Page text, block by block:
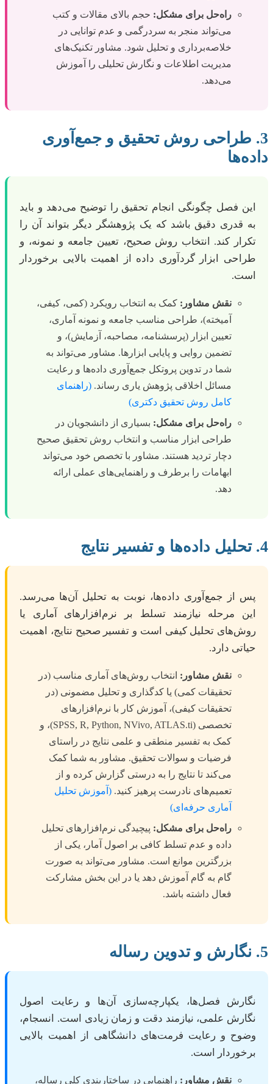
راه‌حل برای مشکل: حجم بالای مقالات و کتب
می‌تواند منجر به سردرگمی و عدم توانایی در
خلاصه‌برداری و تحلیل شود. مشاور تکنیک‌های
مدیریت اطلاعات و نگارش تحلیلی را آموزش
می‌دهد.
3. طراحی روش تحقیق و جمع‌آوری
داده‌ها
این فصل چگونگی انجام تحقیق را توضیح می‌دهد و باید
به قدری دقیق باشد که یک پژوهشگر دیگر بتواند آن را
تکرار کند. انتخاب روش صحیح، تعیین جامعه و نمونه، و
طراحی ابزار گردآوری داده از اهمیت بالایی برخوردار
است.
نقش مشاور: کمک به انتخاب رویکرد (کمی، کیفی،
آمیخته)، طراحی مناسب جامعه و نمونه آماری،
تعیین ابزار (پرسشنامه، مصاحبه، آزمایش)، و
تضمین روایی و پایایی ابزارها. مشاور می‌تواند به
شما در تدوین پروتکل جمع‌آوری داده‌ها و رعایت
مسائل اخلاقی پژوهش یاری رساند. (راهنمای
کامل روش تحقیق دکتری)
راه‌حل برای مشکل: بسیاری از دانشجویان در
طراحی ابزار مناسب و انتخاب روش تحقیق صحیح
دچار تردید هستند. مشاور با تخصص خود می‌تواند
ابهامات را برطرف و راهنمایی‌های عملی ارائه
دهد.
4. تحلیل داده‌ها و تفسیر نتایج
پس از جمع‌آوری داده‌ها، نوبت به تحلیل آن‌ها می‌رسد.
این مرحله نیازمند تسلط بر نرم‌افزارهای آماری یا
روش‌های تحلیل کیفی است و تفسیر صحیح نتایج، اهمیت
حیاتی دارد.
نقش مشاور: انتخاب روش‌های آماری مناسب (در
تحقیقات کمی) یا کدگذاری و تحلیل مضمونی (در
تحقیقات کیفی)، آموزش کار با نرم‌افزارهای
تخصصی (SPSS, R, Python, NVivo, ATLAS.ti)، و
کمک به تفسیر منطقی و علمی نتایج در راستای
فرضیات و سوالات تحقیق. مشاور به شما کمک
می‌کند تا نتایج را به درستی گزارش کرده و از
تعمیم‌های نادرست پرهیز کنید. (آموزش تحلیل
آماری حرفه‌ای)
راه‌حل برای مشکل: پیچیدگی نرم‌افزارهای تحلیل
داده و عدم تسلط کافی بر اصول آمار، یکی از
بزرگترین موانع است. مشاور می‌تواند به صورت
گام به گام آموزش دهد یا در این بخش مشارکت
فعال داشته باشد.
5. نگارش و تدوین رساله
نگارش فصل‌ها، یکپارچه‌سازی آن‌ها و رعایت اصول
نگارش علمی، نیازمند دقت و زمان زیادی است. انسجام،
وضوح و رعایت فرمت‌های دانشگاهی از اهمیت بالایی
برخوردار است.
نقش مشاور: راهنمایی در ساختاربندی کلی رساله،